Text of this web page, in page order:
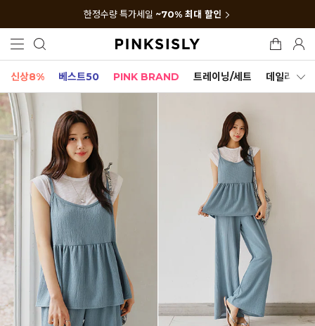
한정수량 특가세일 ~70% 최대 할인
신상8% 베스트50 PINK BRAND 트레이닝/세트 데일리세트